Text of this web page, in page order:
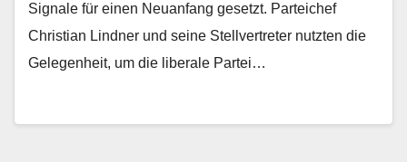
Signale für einen Neuanfang gesetzt. Parteichef
Christian Lindner und seine Stellvertreter nutzten die
Gelegenheit, um die liberale Partei…